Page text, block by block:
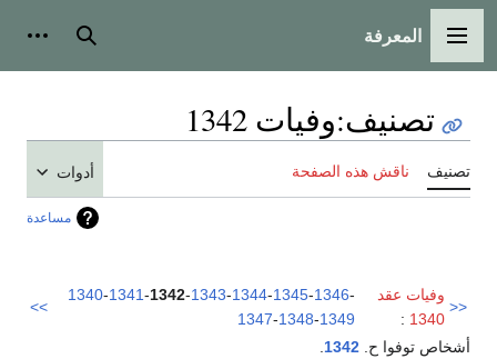
القائمة الرئيسية
المعرفة بحث
تصنيف:وفيات 1342
تصنيف ناقش هذه الصفحة أدوات
مساعدة
<<
وفيات عقد
1340
:
1340-1341-1342-1343-1344-1345-1346-
1347-1348-1349
>>
أشخاص توفوا ح. 1342